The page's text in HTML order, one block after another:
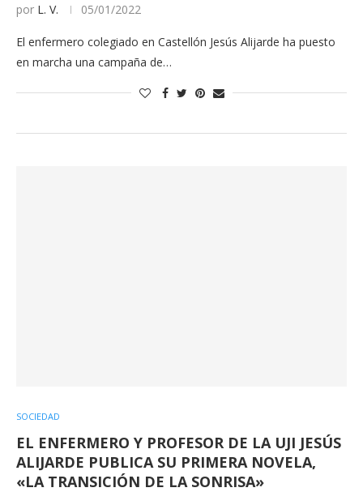
por L. V. 05/01/2022
El enfermero colegiado en Castellón Jesús Alijarde ha puesto
en marcha una campaña de…
SOCIEDAD
EL ENFERMERO Y PROFESOR DE LA UJI JESÚS
ALIJARDE PUBLICA SU PRIMERA NOVELA,
«LA TRANSICIÓN DE LA SONRISA»